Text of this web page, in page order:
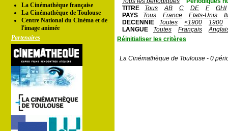
La Cinémathèque française
La Cinémathèque de Toulouse
Centre National du Cinéma et de
l'image animée
Partenaires
TITRE
Tous AB C DE F
GHI
PAYS
Tous France Etats-Unis
DECENNIE
Toutes <1900
1900
LANGUE
Toutes Français
Réinitialiser les critères
La Cinémathèque de Toulouse - 0